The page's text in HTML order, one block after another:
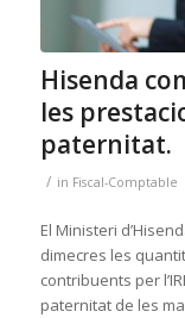
Hisenda
les
paternitat.
/ in Fiscal-Comptable
El Ministeri
dimecres les
contribuents per
paternitat de les